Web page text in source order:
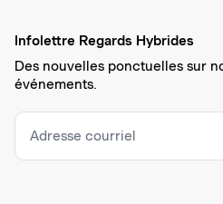
Infolettre Regards Hybrides
Des nouvelles ponctuelles sur
événements.